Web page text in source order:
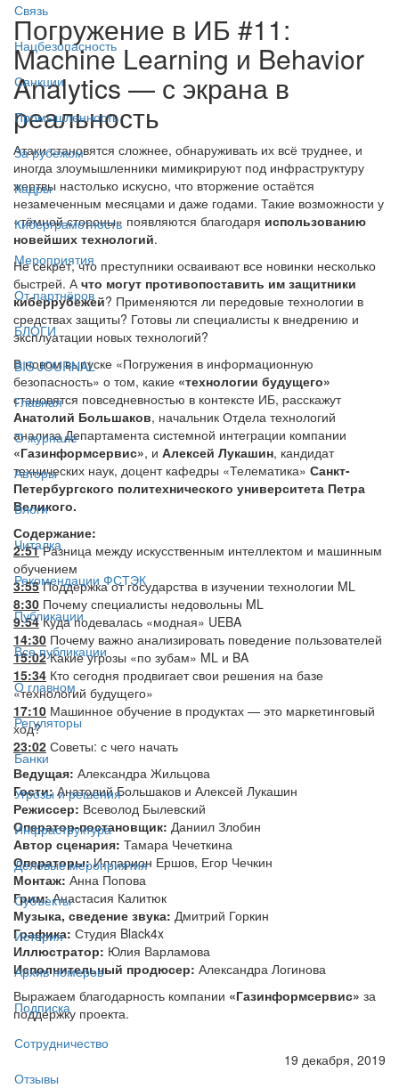
Связь
Нацбезопасность
Санкции
Промышленность
За рубежом
Кадры
Киберграмотность
Мероприятия
От партнёров
БЛОГИ
BIS JOURNAL
Главная
О журнале
Авторы
Блоги
Читалка
Рекомендации ФСТЭК
Публикации
Все публикации
О главном
Регуляторы
Банки
Угрозы и решения
Инфраструктура
Деловые мероприятия
Субъекты
История
Архив номеров
Подписка
Сотрудничество
Отзывы
Погружение в ИБ #11:
Machine Learning и Behavior
Analytics — с экрана в
реальность
Атаки становятся сложнее, обнаруживать их всё труднее, и
иногда злоумышленники мимикрируют под инфраструктуру
жертвы настолько искусно, что вторжение остаётся
незамеченным месяцами и даже годами. Такие возможности у
«тёмной стороны» появляются благодаря использованию
новейших технологий.
Не секрет, что преступники осваивают все новинки несколько
быстрей. А что могут противопоставить им защитники
киберрубежей? Применяются ли передовые технологии в
средствах защиты? Готовы ли специалисты к внедрению и
эксплуатации новых технологий?
В новом выпуске «Погружения в информационную
безопасность» о том, какие «технологии будущего»
становятся повседневностью в контексте ИБ, расскажут
Анатолий Большаков, начальник Отдела технологий
анализа Департамента системной интеграции компании
«Газинформсервис», и Алексей Лукашин, кандидат
технических наук, доцент кафедры «Телематика» Санкт-
Петербургского политехнического университета Петра
Великого.
Содержание:
2:51Разница между искусственным интеллектом и машинным
обучением
3:55Поддержка от государства в изучении технологии ML
8:30 Почему специалисты недовольны ML
9:54Куда подевалась «модная» UEBA
14:30 Почему важно анализировать поведение пользователей
15:02Какие угрозы «по зубам» ML и BA
15:34 Кто сегодня продвигает свои решения на базе
«технологий будущего»
17:10 Машинное обучение в продуктах — это маркетинговый
ход?
23:02 Советы: с чего начать
Ведущая: Александра Жильцова
Гости: Анатолий Большаков и Алексей Лукашин
Режиссер: Всеволод Былевский
Оператор-постановщик: Даниил Злобин
Автор сценария: Тамара Чечеткина
Операторы:Илларион Ершов, Егор Чечкин
Монтаж: Анна Попова
Грим:Анастасия Калитюк
Музыка, сведение звука: Дмитрий Горкин
Графика: Студия Black4x
Иллюстратор: Юлия Варламова
Исполнительный продюсер: Александра Логинова
Выражаем благодарность компании «Газинформсервис» за
поддержку проекта.
19 декабря, 2019